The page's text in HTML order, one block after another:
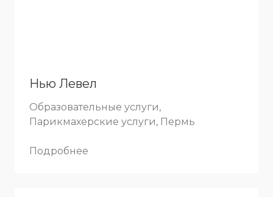
Нью Левел
Образовательные услуги,
Парикмахерские услуги, Пермь
Подробнее